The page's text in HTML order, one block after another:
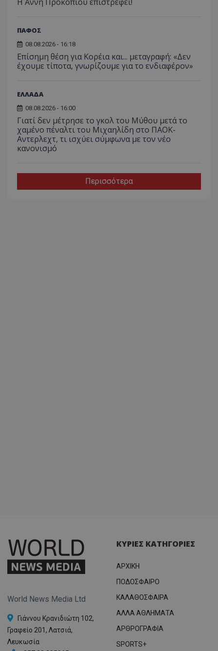
ΠΑΦΟΣ
08.08.2026 - 16:18
Επίσημη θέση για Κορέια και... μεταγραφή: «Δεν
έχουμε τίποτα, γνωρίζουμε για το ενδιαφέρον»
ΕΛΛΑΔΑ
08.08.2026 - 16:00
Γιατί δεν μέτρησε το γκολ του Μύθου μετά το
χαμένο πέναλτι του Μιχαηλίδη στο ΠΑΟΚ-
Αντερλεχτ, τι ισχύει σύμφωνα με τον νέο
κανονισμό
Περισσότερα
World News Media Ltd
Γιάννου Κρανιδιώτη 102,
Γραφείο 201, Λατσιά,
Λευκωσία
ΚΥΡΙΕΣ ΚΑΤΗΓΟΡΙΕΣ
ΑΡΧΙΚΗ
ΠΟΔΟΣΦΑΙΡΟ
ΚΑΛΑΘΟΣΦΑΙΡΑ
ΑΛΛΑ ΑΘΛΗΜΑΤΑ
ΑΡΘΡΟΓΡΑΦΙΑ
SPORTS+